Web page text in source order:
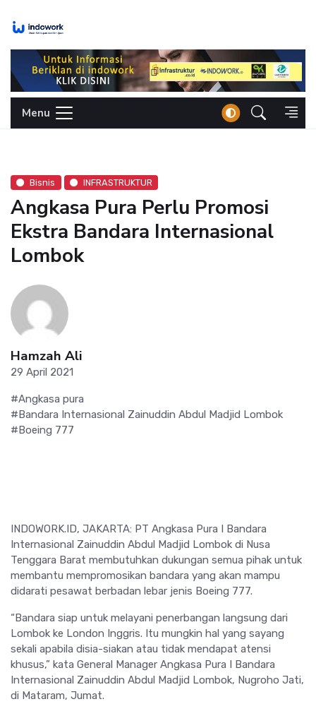
Menu
Bisnis INFRASTRUKTUR
Angkasa Pura Perlu Promosi
Ekstra Bandara Internasional
Lombok
Hamzah Ali
29 April 2021
#Angkasa pura
#Bandara Internasional Zainuddin Abdul Madjid Lombok
#Boeing 777
INDOWORK.ID, JAKARTA: PT Angkasa Pura I Bandara
Internasional Zainuddin Abdul Madjid Lombok di Nusa
Tenggara Barat membutuhkan dukungan semua pihak untuk
membantu mempromosikan bandara yang akan mampu
didarati pesawat berbadan lebar jenis Boeing 777.
“Bandara siap untuk melayani penerbangan langsung dari
Lombok ke London Inggris. Itu mungkin hal yang sayang
sekali apabila disia-siakan atau tidak mendapat atensi
khusus,” kata General Manager Angkasa Pura I Bandara
Internasional Zainuddin Abdul Madjid Lombok, Nugroho Jati,
di Mataram, Jumat.